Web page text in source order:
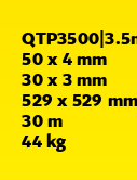
50 x 4 mm
30 x 3 mm
529 x 529 mm
30 m
44 kg